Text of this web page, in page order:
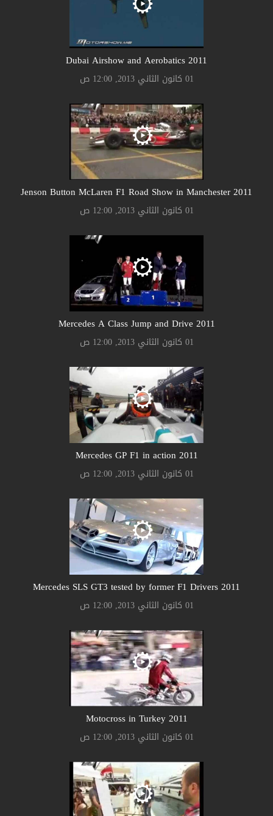
2011 Dubai Airshow and Aerobatics
01 كانون الثاني 2013, 12:00 ص
2011 Jenson Button McLaren F1 Road Show in Manchester
01 كانون الثاني 2013, 12:00 ص
2011 Mercedes A Class Jump and Drive
01 كانون الثاني 2013, 12:00 ص
2011 Mercedes GP F1 in action
01 كانون الثاني 2013, 12:00 ص
2011 Mercedes SLS GT3 tested by former F1 Drivers
01 كانون الثاني 2013, 12:00 ص
2011 Motocross in Turkey
01 كانون الثاني 2013, 12:00 ص